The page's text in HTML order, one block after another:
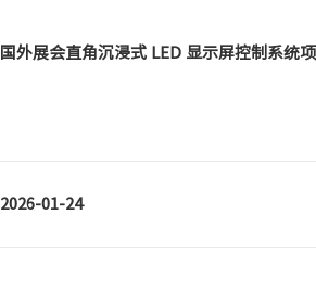
国外展会直角沉浸式 LED 显示屏控制系统项
2026-01-24